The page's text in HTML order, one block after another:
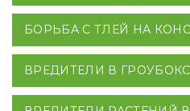
БОРЬБА С ТЛЕЙ НА
ВРЕДИТЕЛИ В